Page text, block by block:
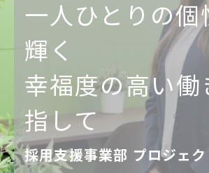
一人ひとりの個
輝く
幸福度の高い働
指して
採用支援事業部 プロジェ